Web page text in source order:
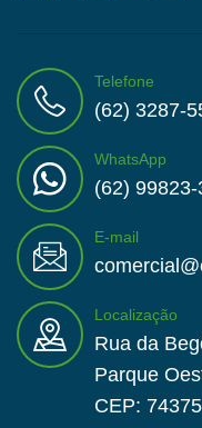
Telefone
(62) 3287-
WhatsApp
(62)
E-mail
Localização
Rua da
Parque
CEP: